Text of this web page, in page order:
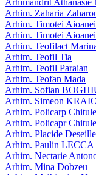
Arhim. Zaharia
Arhim. Timotei
Arhim. Timotei Aioanei
Arhim. Teofilact
Arhim. Teofil Tia
Arhim. Teofil Paraian
Arhim. Teofan Mada
Arhim. Sofian
Arhim. Simeon
Arhim. Policarp
Arhim. Policapr
Arhim. Placide Deseille
Arhim. Paulin LECCA
Arhim. Nectarie
Arhim. Mina Dobzeu